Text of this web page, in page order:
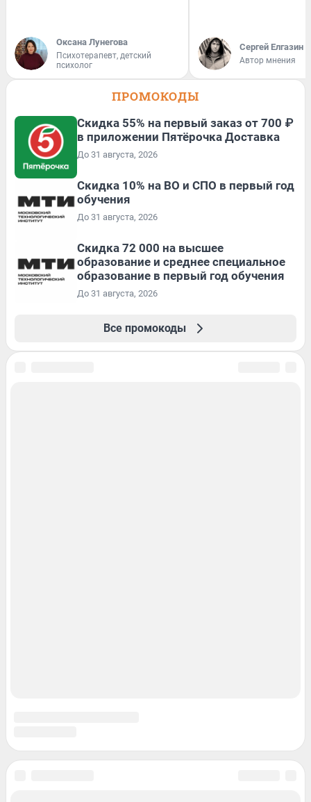
Оксана Лунегова
Психотерапевт, детский
психолог
Сергей Елгазин
Автор мнения
ПРОМОКОДЫ
Скидка 55% на первый заказ от 700 ₽
в приложении Пятёрочка Доставка
До 31 августа, 2026
Скидка 10% на ВО и СПО в первый год
обучения
До 31 августа, 2026
Скидка 72 000 на высшее
образование и среднее специальное
образование в первый год обучения
До 31 августа, 2026
Все промокоды